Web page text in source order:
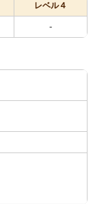
レベル４
-